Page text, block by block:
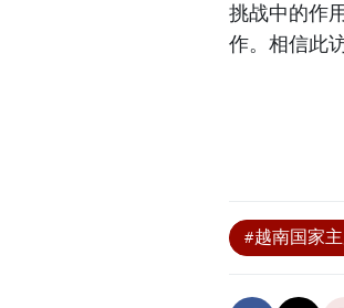
挑战中的作
作。相信此
#越南国家